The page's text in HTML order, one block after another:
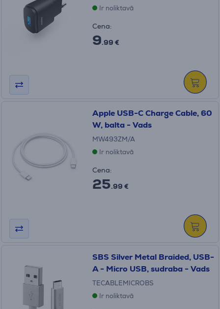
Ir noliktavā
Cena:
9.99 €
Apple USB-C Charge Cable, 60
W, balta - Vads
MW493ZM/A
Ir noliktavā
Cena:
25.99 €
SBS Silver Metal Braided, USB-
A - Micro USB, sudraba - Vads
TECABLEMICROBS
Ir noliktavā